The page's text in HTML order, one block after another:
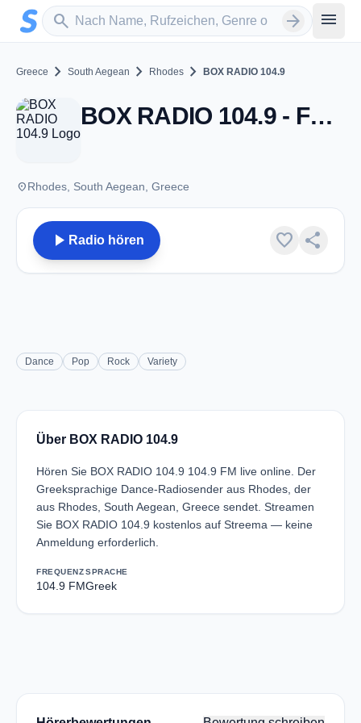
Zum Hauptinhalt springen
search
Sender suchen arrow_forward menu
Greece chevron_right South Aegean chevron_right Rhodes chevron_right BOX RADIO 104.9
BOX RADIO 104.9 - FM 104.9 - Rhodes
placeRhodes, South Aegean, Greece
play_arrow Radio hören favorite share
Dance Pop Rock Variety
Über BOX RADIO 104.9
Hören Sie BOX RADIO 104.9 104.9 FM live online. Der
Greeksprachige Dance-Radiosender aus Rhodes, der
aus Rhodes, South Aegean, Greece sendet. Streamen
Sie BOX RADIO 104.9 kostenlos auf Streema — keine
Anmeldung erforderlich.
FREQUENZ
104.9 FM
SPRACHE
Greek